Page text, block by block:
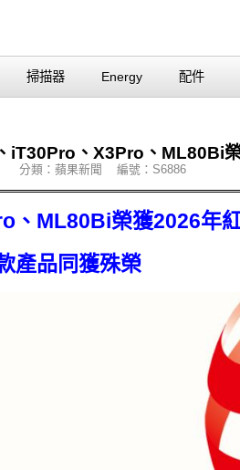
掃描器 Energy 配件
iT30Pro、X3Pro、ML80Bi
分類：蘋果新聞 編號：S6886
、ML80Bi榮獲2026年
產品同獲殊榮